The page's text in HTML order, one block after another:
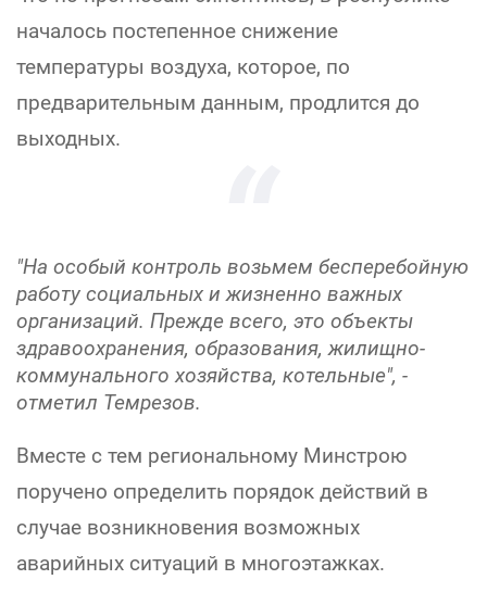
началось постепенное снижение
температуры воздуха, которое, по
предварительным данным, продлится до
выходных.
"На особый контроль возьмем бесперебойную
работу социальных и жизненно важных
организаций. Прежде всего, это объекты
здравоохранения, образования, жилищно-
коммунального хозяйства, котельные", -
отметил Темрезов.
Вместе с тем региональному Минстрою
поручено определить порядок действий в
случае возникновения возможных
аварийных ситуаций в многоэтажках.